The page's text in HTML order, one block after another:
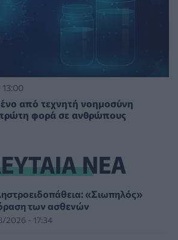
από τεχνητή νοημοσύνη
φορά σε ανθρώπους
ΝΕΑ
«Σιωπηλός»
των ασθενών
2026 - 17:34